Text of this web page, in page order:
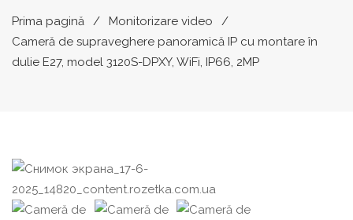
Prima pagină
Monitorizare video
Cameră de supraveghere panoramică IP cu montare în
dulie E27, model 3120S-DPXY, WiFi, IP66, 2MP